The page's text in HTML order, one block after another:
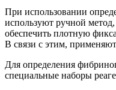
При использовании
используют ручной
обеспечить плотную
В связи с этим,
Для определения
специальные наборы